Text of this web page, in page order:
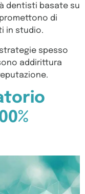
dentisti basate su
di
in studio.
spesso
addirittura